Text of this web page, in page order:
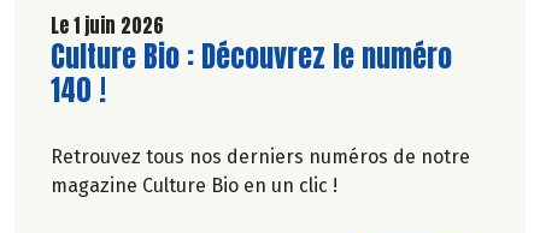
Le 1 juin 2026
Lire la suite de l'article
Culture Bio : Découvrez le numéro
140 !
Retrouvez tous nos derniers numéros de notre
magazine Culture Bio en un clic !